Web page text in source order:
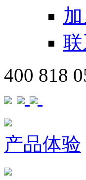
400 818
产品体验